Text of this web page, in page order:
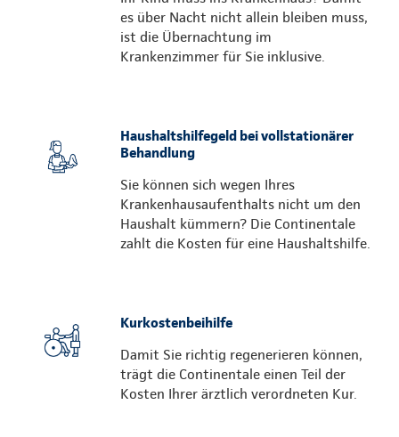
es über Nacht nicht allein bleiben muss,
ist die Übernachtung im
Krankenzimmer für Sie inklusive.
Haushaltshilfegeld bei vollstationärer
Behandlung
Sie können sich wegen Ihres
Krankenhausaufenthalts nicht um den
Haushalt kümmern? Die Continentale
zahlt die Kosten für eine Haushaltshilfe.
Kurkostenbeihilfe
Damit Sie richtig regenerieren können,
trägt die Continentale einen Teil der
Kosten Ihrer ärztlich verordneten Kur.